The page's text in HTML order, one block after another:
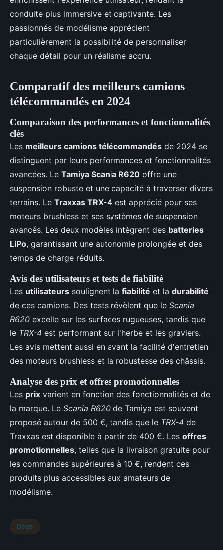
conduite plus immersive et captivante. Les
passionnés de modélisme apprécient
particulièrement la possibilité de personnaliser
chaque détail pour un réalisme accru.
Comparatif des meilleurs camions
télécommandés en 2024
Comparaison des performances et fonctionnalités
clés
Les meilleurs camions télécommandés de 2024 se
distinguent par leurs performances et fonctionnalités
avancées. Le Tamiya Scania R620 offre une
suspension robuste et une capacité à traverser divers
terrains. Le Traxxas TRX-4 est apprécié pour ses
moteurs brushless et ses systèmes de suspension
avancés. Les deux modèles intègrent des batteries
LiPo, garantissant une autonomie prolongée et des
temps de charge réduits.
Avis des utilisateurs et tests de fiabilité
Les utilisateurs soulignent la fiabilité et la durabilité
de ces camions. Des tests révèlent que le Scania
R620 excelle sur les surfaces rugueuses, tandis que
le TRX-4 est performant sur l'herbe et les graviers.
Les avis mettent aussi en avant la facilité d'entretien
des moteurs brushless et la robustesse des châssis.
Analyse des prix et offres promotionnelles
Les prix varient en fonction des fonctionnalités et de
la marque. Le Scania R620 de Tamiya est souvent
proposé autour de 500 €, tandis que le TRX-4 de
Traxxas est disponible à partir de 400 €. Les offres
promotionnelles, telles que la livraison gratuite pour
les commandes supérieures à 10 €, rendent ces
produits plus accessibles aux amateurs de
modélisme.
Déco